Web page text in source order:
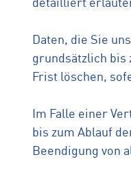
detailliert
Daten, die Sie
grundsätzlich bis
Frist löschen,
Im Falle einer
bis zum Ablauf
Beendigung von